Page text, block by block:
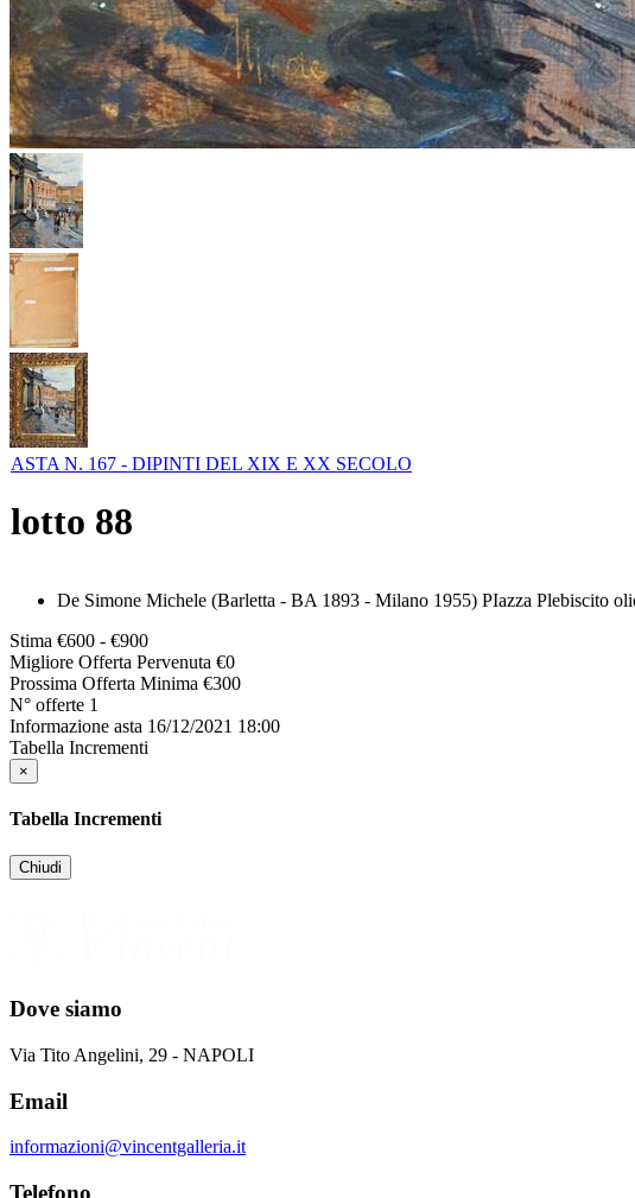
ASTA N. 167 - DIPINTI DEL XIX E XX SECOLO
lotto 88
De Simone Michele (Barletta - BA 1893 - Milano 1955) PIazza Plebiscito
Stima €600 - €900
Migliore Offerta Pervenuta €0
Prossima Offerta Minima €300
N° offerte 1
Informazione asta 16/12/2021 18:00
Tabella Incrementi
×
Tabella Incrementi
Chiudi
Dove siamo
Via Tito Angelini, 29 - NAPOLI
Email
informazioni@vincentgalleria.it
Telefono